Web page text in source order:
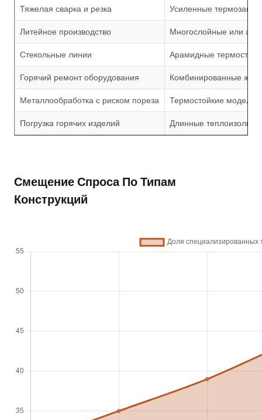
Тяжелая сварка и резка Усиленные
Литейное производство Многослойные или
Стекольные линии Арамидные
Горячий ремонт оборудования Комбинированные
Металлообработка с риском пореза Термостойкие модели
Погрузка горячих изделий Длинные
Смещение Спроса По Типам
Конструкций